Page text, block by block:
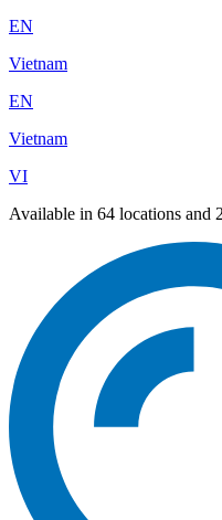
EN
Vietnam
EN
Vietnam
VI
Available in 64 locations and